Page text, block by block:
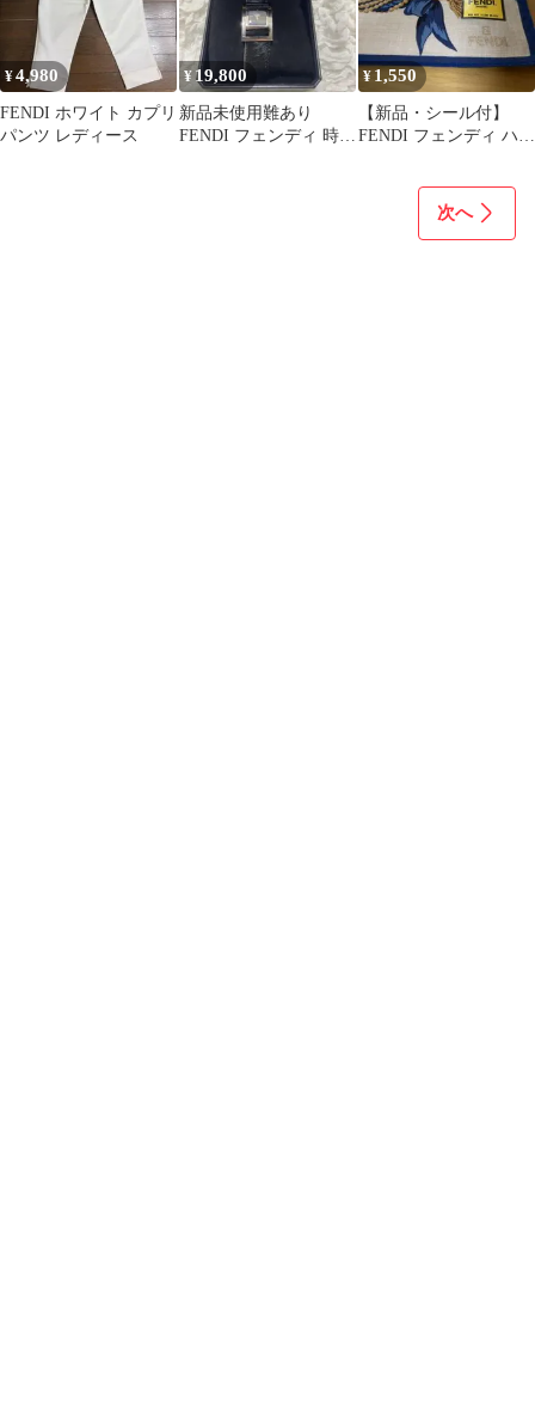
¥4,980
FENDI ホワイト カプリ
パンツ レディース
¥ 19,800
新品未使用難あり
FENDI フェンディ 時計
¥ 1,550
【新品・シール付】
FENDI フェンディ ハン
次へ